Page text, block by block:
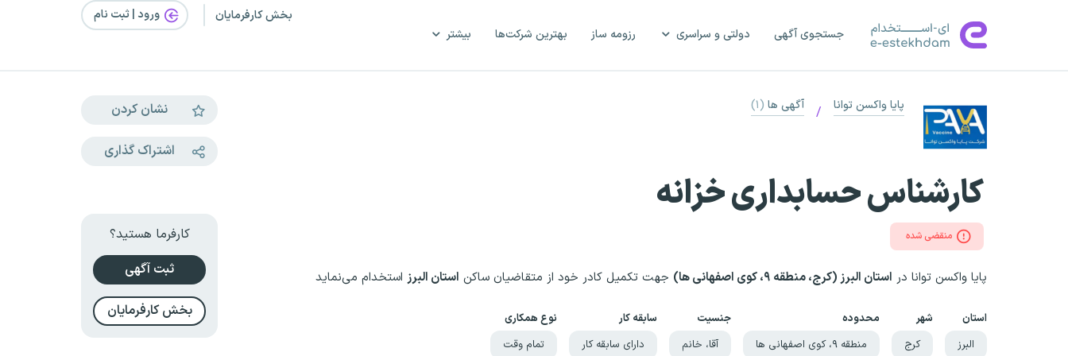
جستجوی آگهی دولتی و سراسری رزومه ساز بهترین شرکت‌ها بیشتر
بخش کارفرمایان ورود | ثبت‌ نام
پایا واکسن توانا / آگهی ها (۱)
کارشناس حسابداری خزانه
منقضی شده
پایا واکسن توانا در استان البرز (کرج، منطقه ۹، کوی اصفهانی ها) جهت تکمیل کادر خود از متقاضیان ساکن استان البرز استخدام می‌نماید
استان
البرز
شهر
کرج
محدوده
منطقه ۹، کوی اصفهانی ها
جنسیت
آقا، خانم
سابقه کار
دارای سابقه کار
نوع همکاری
تمام وقت
نشان کردن
اشتراک گذاری
کارفرما هستید؟
ثبت آگهی
بخش کارفرمایان